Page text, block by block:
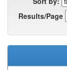
Results/Page